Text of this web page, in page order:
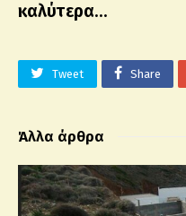
καλύτερα…
Tweet Share
Άλλα άρθρα